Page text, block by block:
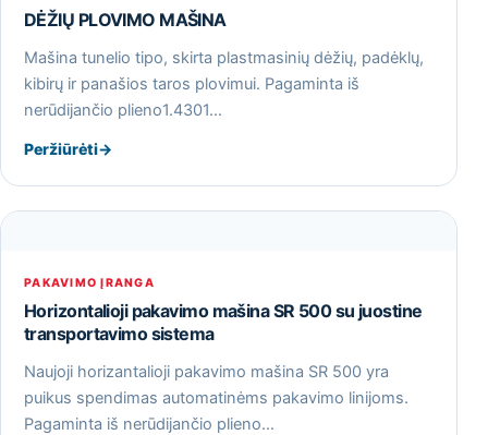
DĖŽIŲ PLOVIMO MAŠINA
Mašina tunelio tipo, skirta plastmasinių dėžių, padėklų,
kibirų ir panašios taros plovimui. Pagaminta iš
nerūdijančio plieno1.4301…
Peržiūrėti→
PAKAVIMO ĮRANGA
Horizontalioji pakavimo mašina SR 500 su juostine
transportavimo sistema
Naujoji horizantalioji pakavimo mašina SR 500 yra
puikus spendimas automatinėms pakavimo linijoms.
Pagaminta iš nerūdijančio plieno…